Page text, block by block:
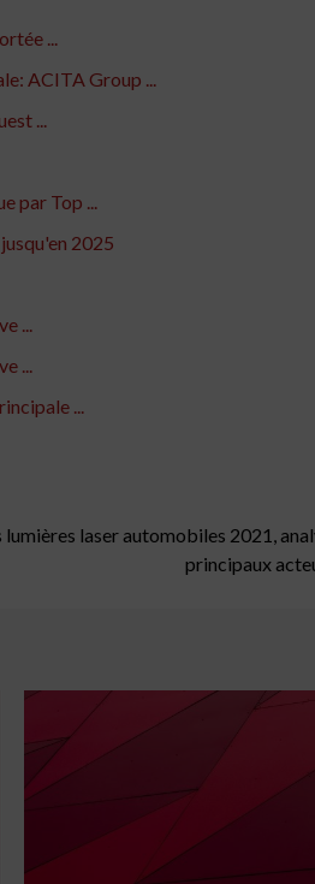
...
ACITA Group ...
...
Top ...
2025
...
...
...
lumières laser automobiles 2021,
principaux